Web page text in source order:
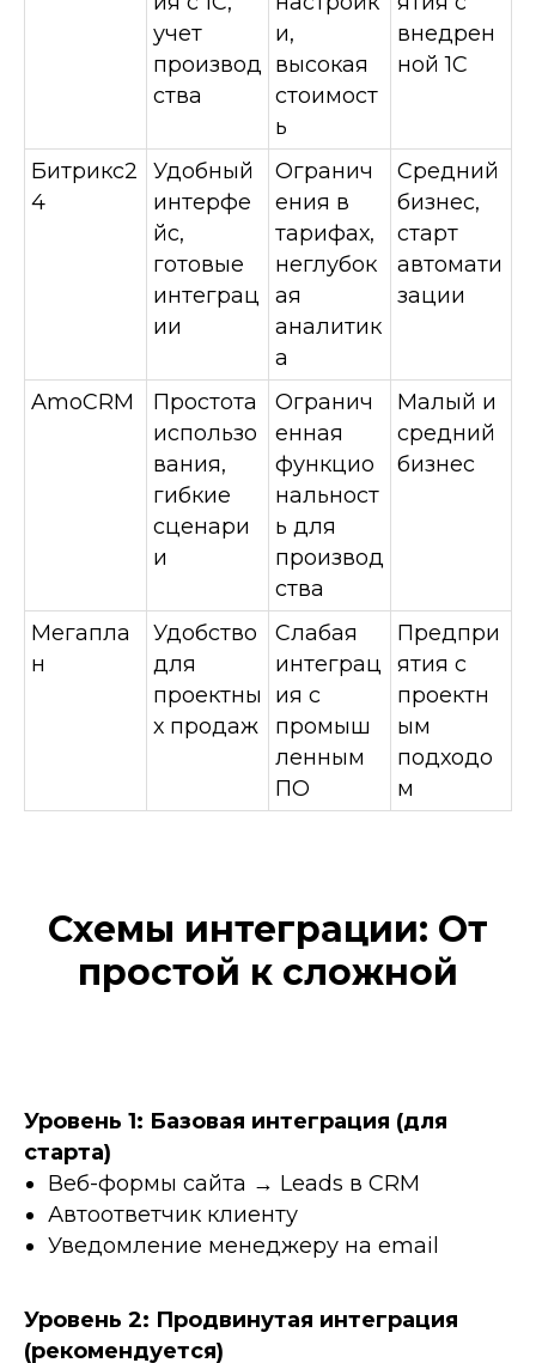
учет
производ
ства
и,
высокая
стоимост
ь
внедрен
ной 1С
Битрикс2
4
Удобный
интерфе
йс,
готовые
интеграц
ии
Огранич
ения в
тарифах,
неглубок
ая
аналитик
а
Средний
бизнес,
старт
автомати
зации
AmoCRM
Простота
использо
вания,
гибкие
сценари
и
Огранич
енная
функцио
нальност
ь для
производ
ства
Малый и
средний
бизнес
Мегапла
н
Удобство
для
проектны
х продаж
Слабая
интеграц
ия с
промыш
ленным
ПО
Предпри
ятия с
проектн
ым
подходо
м
Схемы интеграции: От
простой к сложной
Уровень 1: Базовая интеграция (для
старта)
Веб-формы сайта → Leads в CRM
Автоответчик клиенту
Уведомление менеджеру на email
Уровень 2: Продвинутая интеграция
(рекомендуется)